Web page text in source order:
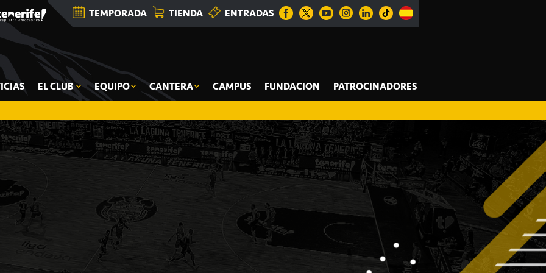
TEMPORADA TIENDA ENTRADAS
EL CLUB EQUIPO CANTERA CAMPUS FUNDACION PATROCINADORES